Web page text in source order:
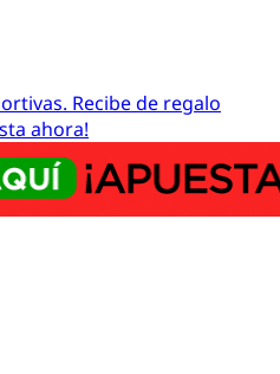
Recibe de regalo
ahora!